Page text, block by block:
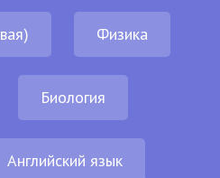
Физика
Биология
Английский язык